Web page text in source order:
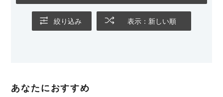
絞り込み 表示：新しい順
あなたにおすすめ